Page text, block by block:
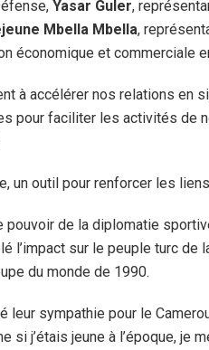
Yasar Guler,
Mbella Mbella,
économique et commerciale
à accélérer nos relations en
pour faciliter les activités de
un outil pour renforcer les
pouvoir de la diplomatie
l’impact sur le peuple turc
du monde de 1990.
leur sympathie pour le
si j’étais jeune à l’époque, je